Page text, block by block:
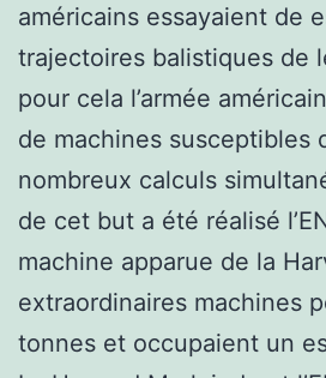
américains essayaient de
trajectoires balistiques de
pour cela l’armée
de machines susceptibles
nombreux calculs
de cet but a été réalisé
machine apparue de la
extraordinaires machines
tonnes et occupaient un